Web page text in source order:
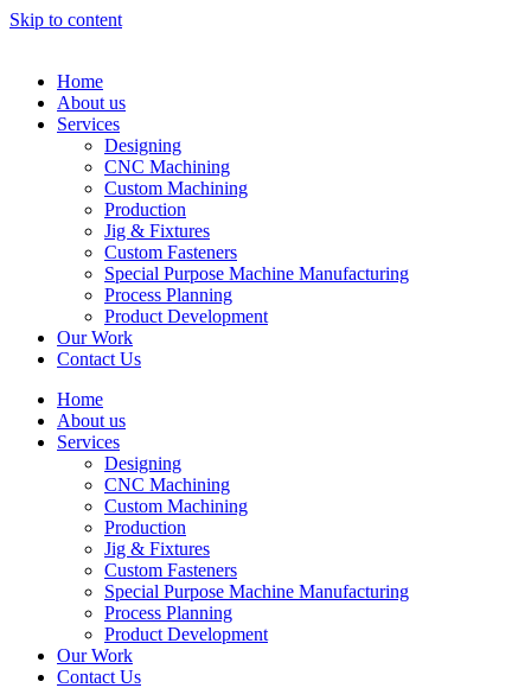
Skip to content
Home
About us
Services
Designing
CNC Machining
Custom Machining
Production
Jig & Fixtures
Custom Fasteners
Special Purpose Machine Manufacturing
Process Planning
Product Development
Our Work
Contact Us
Home
About us
Services
Designing
CNC Machining
Custom Machining
Production
Jig & Fixtures
Custom Fasteners
Special Purpose Machine Manufacturing
Process Planning
Product Development
Our Work
Contact Us